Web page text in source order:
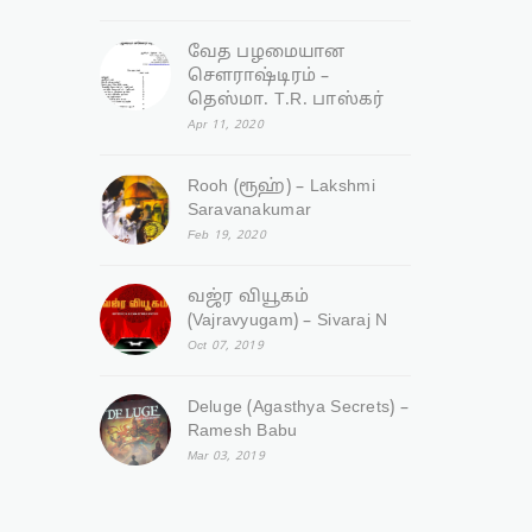
வேத பழமையான
சௌராஷ்டிரம் –
தெஸ்மா. T.R. பாஸ்கர்
Apr 11, 2020
Rooh (ரூஹ்) – Lakshmi
Saravanakumar
Feb 19, 2020
வஜ்ர‌ வியூகம்
(Vajravyugam) – Sivaraj N
Oct 07, 2019
Deluge (Agasthya Secrets) –
Ramesh Babu
Mar 03, 2019